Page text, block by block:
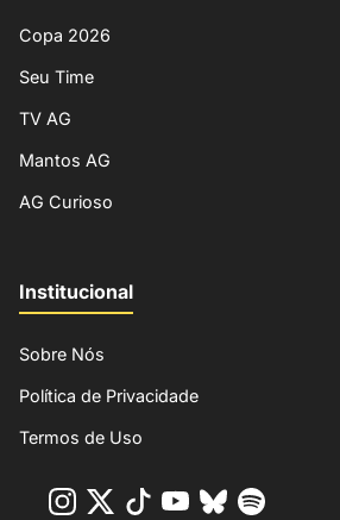
Copa 2026
Seu Time
TV AG
Mantos AG
AG Curioso
Institucional
Sobre Nós
Política de Privacidade
Termos de Uso